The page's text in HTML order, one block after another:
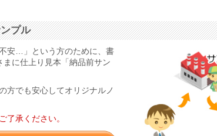
プル
安…」という方のために、書
に仕上り見本「納品前サン
方でも安心してオリジナルノ
了承ください。